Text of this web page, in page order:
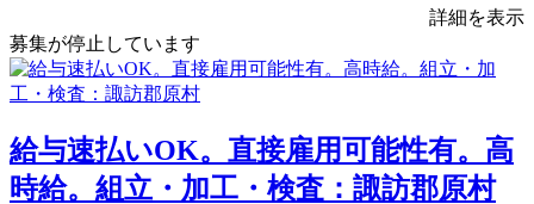
詳細を表示
募集が停止しています
給与速払いOK。直接雇用可能性有。高
時給。組立・加工・検査：諏訪郡原村